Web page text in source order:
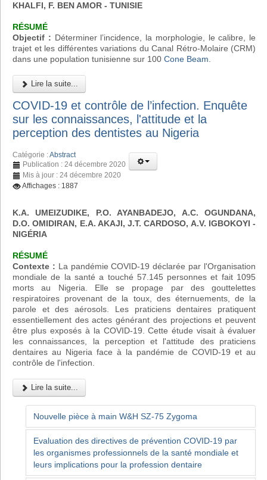
KHALFI, F. BEN AMOR - TUNISIE
RÉSUMÉ
Objectif : Déterminer l’incidence, la morphologie, le calibre, le
trajet et les différentes variations du Canal Rétro-Molaire (CRM)
dans une population tunisienne sur 100 Cone Beam
Lire la suite...
COVID-19 et contrôle de l’infection. Enquête
sur les connaissances, l'attitude et la
perception des dentistes au Nigeria
Catégorie :Abstract
Publication : 24 décembre 2020
Mis à jour : 24 décembre 2020
Affichages : 1887
K.A. UMEIZUDIKE, P.O. AYANBADEJO, A.C. OGUNDANA,
D.O. OMIDIRAN, E.A. AKAJI, J.T. CARDOSO, A.V. IGBOKOYI -
NIGÉRIA
RÉSUMÉ
Contexte : La pandémie COVID-19 déclarée par l'Organisation
mondiale de la santé a touché 57.145 personnes et fait 1095
morts au Nigeria. Elle se propage par des gouttelettes
respiratoires provenant de la toux, des éternuements, de la
parole et des aérosols. Les praticiens dentaires pratiquent
essentiellement des actes générant des projections et peuvent
être plus exposés à la COVID-19. Cette étude visait à évaluer
les connaissances, la perception et l'attitude des praticiens
dentaires au Nigeria face à la pandémie de COVID-19 et au
contrôle de l'infection.
Lire la suite...
Nouvelle pièce à main W&H SZ-75 Zygoma
Evaluation des directives de prévention COVID-19 par
les organismes professionnels de la santé mondiale et
leurs implications pour la profession dentaire